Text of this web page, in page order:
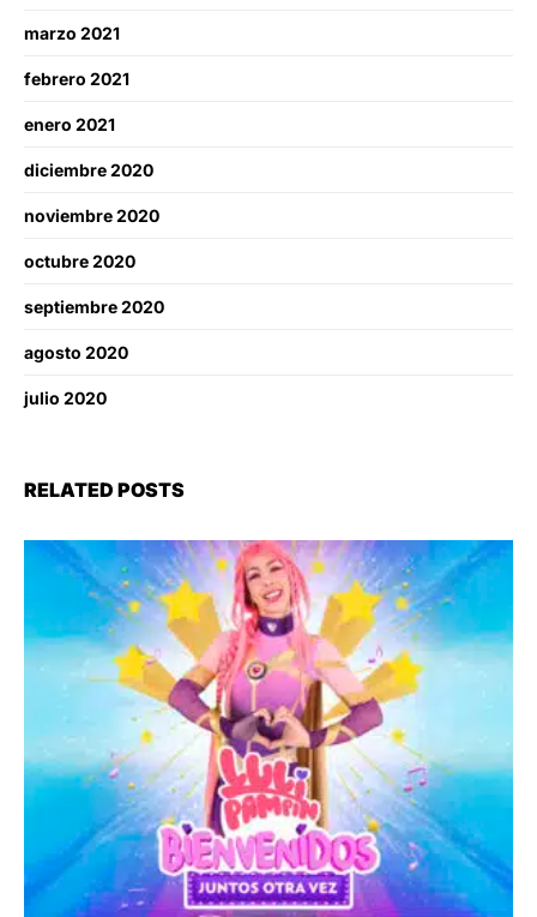
marzo 2021
febrero 2021
enero 2021
diciembre 2020
noviembre 2020
octubre 2020
septiembre 2020
agosto 2020
julio 2020
RELATED POSTS